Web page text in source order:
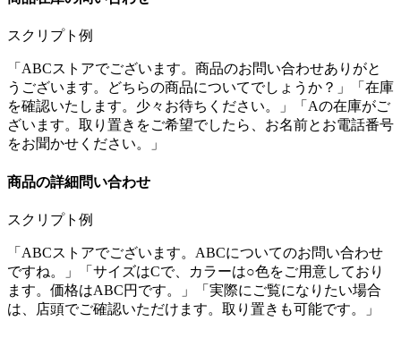
スクリプト例
「ABCストアでございます。商品のお問い合わせありがと
うございます。どちらの商品についてでしょうか？」「在庫
を確認いたします。少々お待ちください。」「Aの在庫がご
ざいます。取り置きをご希望でしたら、お名前とお電話番号
をお聞かせください。」
商品の詳細問い合わせ
スクリプト例
「ABCストアでございます。ABCについてのお問い合わせ
ですね。」「サイズはCで、カラーは○色をご用意しており
ます。価格はABC円です。」「実際にご覧になりたい場合
は、店頭でご確認いただけます。取り置きも可能です。」